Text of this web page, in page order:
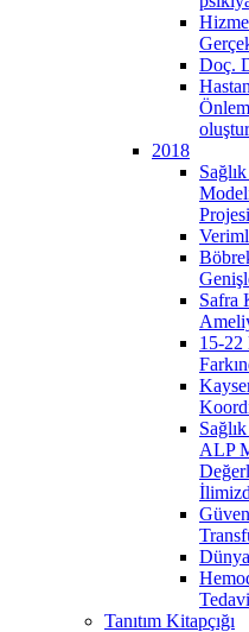
Doç.
2018
Projesi
Safra
15-22
ALP
Tanıtım Kitapçığı